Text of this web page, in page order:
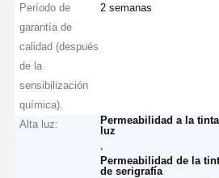
Período de
garantía de
calidad (después
de la
sensibilización
química).
2 semanas
Alta luz:
Permeabilidad a la
luz
Permeabilidad de la
de serigrafía